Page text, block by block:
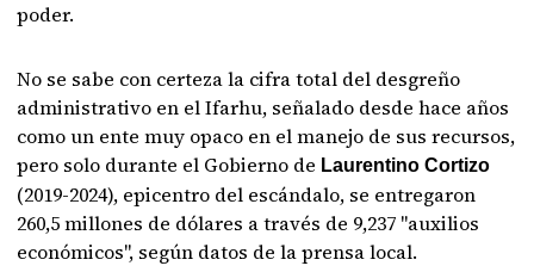
poder.
No se sabe con certeza la cifra total del desgreño
administrativo en el Ifarhu, señalado desde hace años
como un ente muy opaco en el manejo de sus recursos,
pero solo durante el Gobierno de Laurentino Cortizo
(2019-2024), epicentro del escándalo, se entregaron
260,5 millones de dólares a través de 9,237 "auxilios
económicos", según datos de la prensa local.